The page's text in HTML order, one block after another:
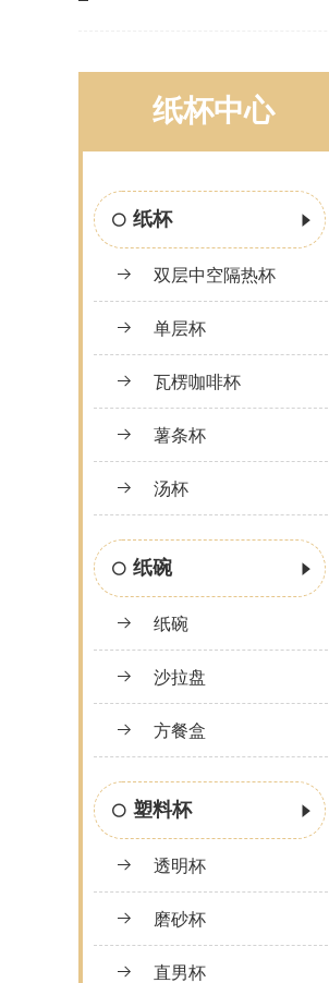
纸杯中心
纸杯
双层中空隔热杯
单层杯
瓦楞咖啡杯
薯条杯
汤杯
纸碗
纸碗
沙拉盘
方餐盒
塑料杯
透明杯
磨砂杯
直男杯